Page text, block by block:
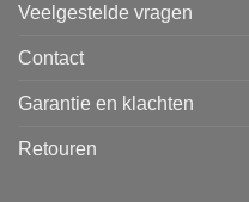
Veelgestelde vragen
Contact
Garantie en klachten
Retouren